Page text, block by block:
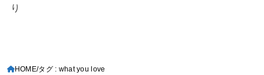
り
HOME タグ : what you love